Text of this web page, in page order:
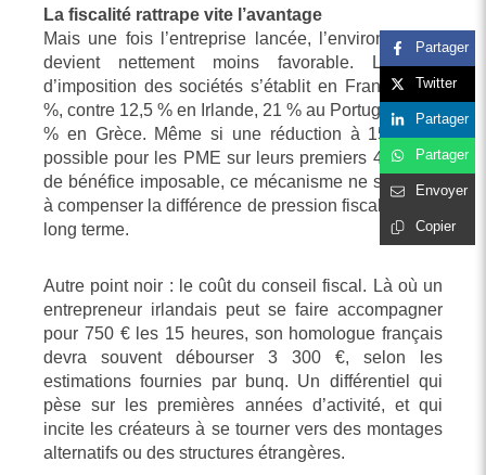
La fiscalité rattrape vite l’avantage
Mais une fois l’entreprise lancée, l’environnement
devient nettement moins favorable. Le taux
d’imposition des sociétés s’établit en France à 25
%, contre 12,5 % en Irlande, 21 % au Portugal ou 22
% en Grèce. Même si une réduction à 15 % est
possible pour les PME sur leurs premiers 42 500 €
de bénéfice imposable, ce mécanisme ne suffit pas
à compenser la différence de pression fiscale à plus
long terme.
Autre point noir : le coût du conseil fiscal. Là où un
entrepreneur irlandais peut se faire accompagner
pour 750 € les 15 heures, son homologue français
devra souvent débourser 3 300 €, selon les
estimations fournies par bunq. Un différentiel qui
pèse sur les premières années d’activité, et qui
incite les créateurs à se tourner vers des montages
alternatifs ou des structures étrangères.
Partager
Twitter
Partager
Partager
Envoyer
Copier